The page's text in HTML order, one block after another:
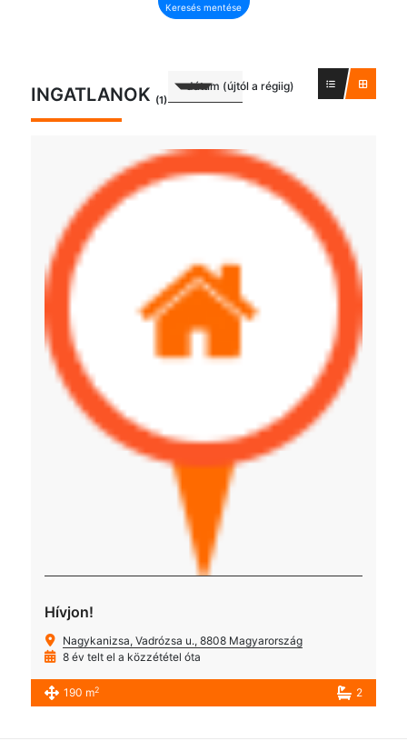
Keresés mentése
INGATLANOK (1)
dátum (újtól a régiig)
Hívjon!
Nagykanizsa, Vadrózsa u., 8808 Magyarország
8 év telt el a közzététel óta
190 m2 2